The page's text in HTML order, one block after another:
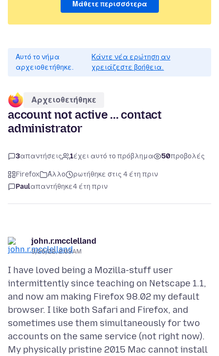
Μάθετε περισσότερα
Αυτό το νήμα
αρχειοθετήθηκε.
Κάντε νέα ερώτηση αν
χρειάζεστε βοήθεια.
Αρχειοθετήθηκε
account not active ... contact
administrator
3απαντήσεις 1έχει αυτό το πρόβλημα 50προβολές
Firefox Άλλο
ρωτήθηκε στις 4 έτη πριν
Paulαπαντήθηκε4 έτη πριν
john.r.mcclelland
3/26/22, 2:03 AM
I have loved being a Mozilla-stuff user
intermittently since teaching on Netscape 1.1,
and now am making Firefox 98.02 my default
browser. I like both Safari and Firefox, and
sometimes use them simultaneously for two
accounts on the same service (not right now).
My physically pristine 2015 Mac cannot install